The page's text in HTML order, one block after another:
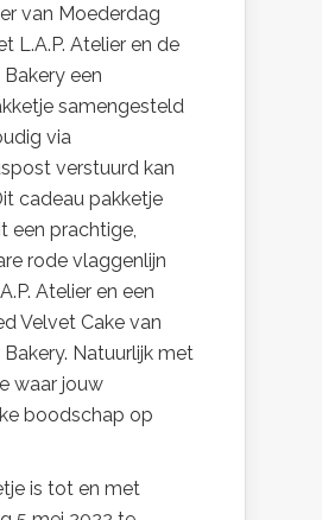
van Moederdag
L.A.P. Atelier en de
een
samengesteld
via
verstuurd kan
cadeau pakketje
een prachtige,
rode vlaggenlijn
Atelier en een
Velvet Cake van
Natuurlijk met
waar jouw
boodschap op
is tot en met